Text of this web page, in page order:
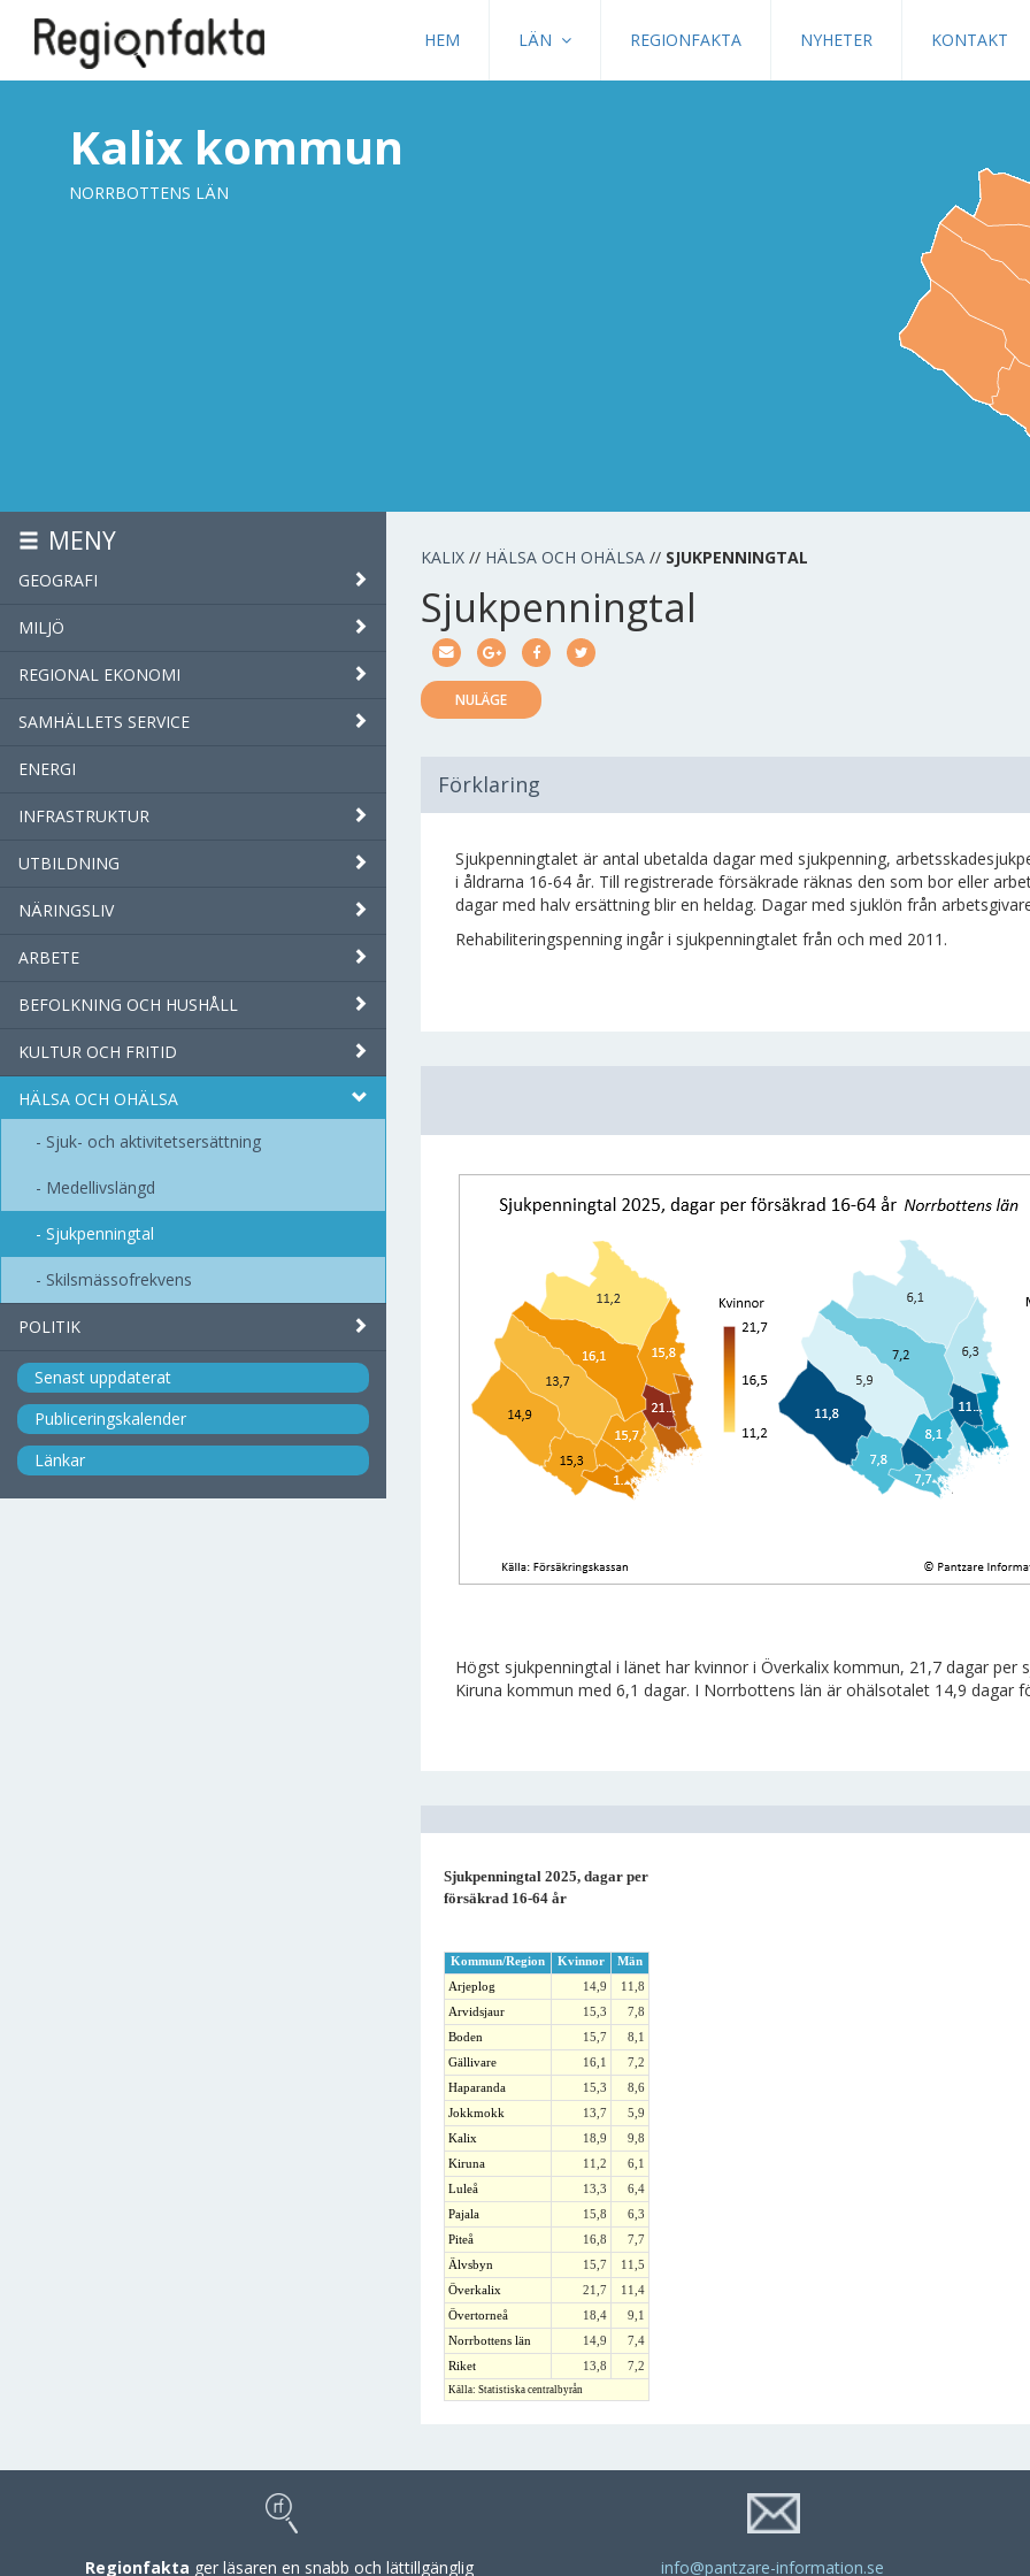
HEM LÄN REGIONFAKTA NYHETER KONTAKT
Kalix kommun
NORRBOTTENS LÄN
MENY
GEOGRAFI
MILJÖ
REGIONAL EKONOMI
SAMHÄLLETS SERVICE
ENERGI
INFRASTRUKTUR
UTBILDNING
NÄRINGSLIV
ARBETE
BEFOLKNING OCH HUSHÅLL
KULTUR OCH FRITID
HÄLSA OCH OHÄLSA
Sjuk- och aktivitetsersättning
Medellivslängd
Sjukpenningtal
Skilsmässofrekvens
POLITIK
Senast uppdaterat
Publiceringskalender
Länkar
KALIX // HÄLSA OCH OHÄLSA // SJUKPENNINGTAL
Sjukpenningtal
NULÄGE
Förklaring
Sjukpenningtalet är antal ubetalda dagar med sjukpenning,
i åldrarna 16-64 år. Till registrerade försäkrade räknas den som bor eller
dagar med halv ersättning blir en heldag. Dagar med sjuklön från
Rehabiliteringspenning ingår i sjukpenningtalet från och med 2011.
Högst sjukpenningtal i länet har kvinnor i Överkalix kommun, 21,7 dagar
Kiruna kommun med 6,1 dagar. I Norrbottens län är ohälsotalet 14,9 dagar
Sjukpenningtal 2025, dagar per
försäkrad 16-64 år
Kommun/Region Kvinnor
Män
Arjeplog
14,9
11,8
Arvidsjaur
15,3
7,8
Boden
15,7
8,1
Gällivare
16,1
7,2
Haparanda
15,3
8,6
Jokkmokk
13,7
5,9
Kalix
18,9
9,8
Kiruna
11,2
6,1
Luleå
13,3
6,4
Pajala
15,8
6,3
Piteå
16,8
7,7
Älvsbyn
15,7
11,5
Överkalix
21,7
11,4
Övertorneå
18,4
9,1
Norrbottens län
14,9
7,4
Riket
13,8 7,2
Källa: Statistiska centralbyrån
Regionfakta ger läsaren en snabb och lättillgänglig info@pantzare-information.se